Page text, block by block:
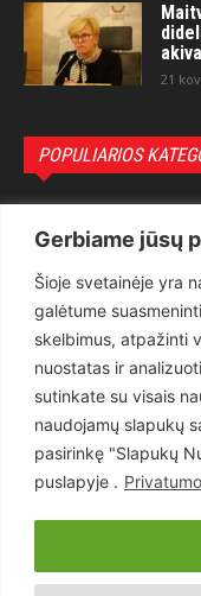
Gerbiame jūsų
Šioje svetainėje yra
galėtume
skelbimus, atpažinti
nuostatas ir
sutinkate su visais
naudojamų slapukų
pasirinkę "Slapukų
puslapyje .
21
POPULIARIOS
Teisėsauga
Aktualu
Lietuva
Pasaulis
Статьи на русском
Articles in english